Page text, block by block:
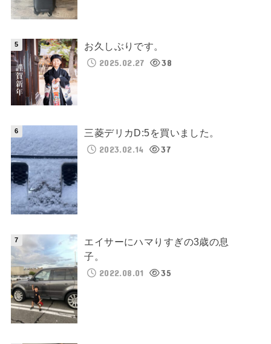
お久しぶりです。
2025.02.27
38
三菱デリカD:5を買いました。
2023.02.14
37
エイサーにハマりすぎの3歳の息
子。
2022.08.01
35